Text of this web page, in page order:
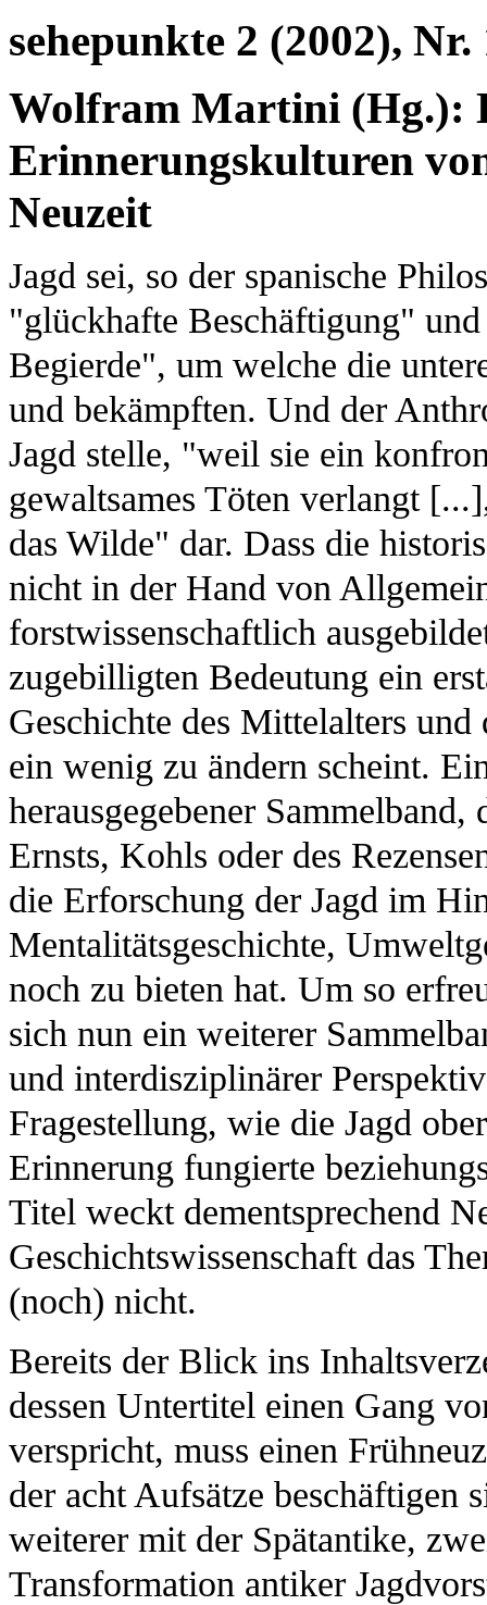
sehepunkte 2 (2002), Nr.
Wolfram Martini (Hg.):
Erinnerungskulturen
Neuzeit
Jagd sei, so der spanische
"glückhafte Beschäftigung"
Begierde", um welche die
und bekämpften. Und der
Jagd stelle, "weil sie ein
gewaltsames Töten verlangt
das Wilde" dar. Dass die
nicht in der Hand von
forstwissenschaftlich
zugebilligten Bedeutung ein
Geschichte des Mittelalters
ein wenig zu ändern scheint.
herausgegebener
Ernsts, Kohls oder des
die Erforschung der Jagd im
Mentalitätsgeschichte,
noch zu bieten hat. Um so
sich nun ein weiterer
und interdisziplinärer
Fragestellung, wie die Jagd
Erinnerung fungierte
Titel weckt dementsprechend
Geschichtswissenschaft das
(noch) nicht.
Bereits der Blick ins
dessen Untertitel einen Gang
verspricht, muss einen
der acht Aufsätze beschäftigen
weiterer mit der Spätantike,
Transformation antiker